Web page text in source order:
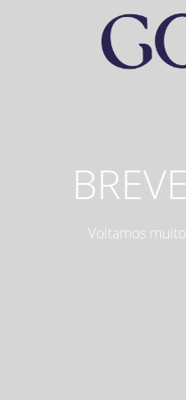
Voltamos